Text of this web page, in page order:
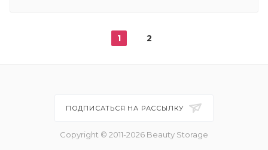
1 2
ПОДПИСАТЬСЯ НА РАССЫЛКУ
Copyright © 2011-2026 Beauty Storage